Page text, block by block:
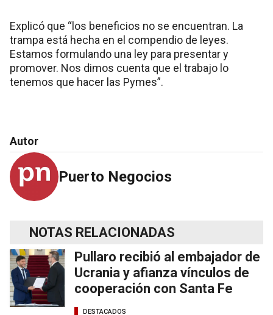
Explicó que “los beneficios no se encuentran. La
trampa está hecha en el compendio de leyes.
Estamos formulando una ley para presentar y
promover. Nos dimos cuenta que el trabajo lo
tenemos que hacer las Pymes”.
Autor
Puerto Negocios
NOTAS RELACIONADAS
Pullaro recibió al embajador de
Ucrania y afianza vínculos de
cooperación con Santa Fe
DESTACADOS